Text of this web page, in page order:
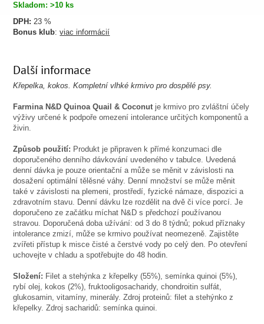
Skladom: >10 ks
DPH: 23 %
Bonus klub:viac informácií
Další informace
Křepelka, kokos. Kompletní vlhké krmivo pro dospělé psy.
Farmina N&D Quinoa Quail & Coconut je krmivo pro zvláštní účely
výživy určené k podpoře omezení intolerance určitých komponentů a
živin.
Způsob použití: Produkt je připraven k přímé konzumaci dle
doporučeného denního dávkování uvedeného v tabulce. Uvedená
denní dávka je pouze orientační a může se měnit v závislosti na
dosažení optimální tělěsné váhy. Denní množství se může měnit
také v závislosti na plemeni, prostředí, fyzické námaze, dispozici a
zdravotním stavu. Denní dávku lze rozdělit na dvě či více porcí. Je
doporučeno ze začátku míchat N&D s předchozí používanou
stravou. Doporučená doba užívání: od 3 do 8 týdnů; pokud příznaky
intolerance zmizí, může se krmivo používat neomezeně. Zajistěte
zvířeti přístup k misce čisté a čerstvé vody po celý den. Po otevření
uchovejte v chladu a spotřebujte do 48 hodin.
Složení: Filet a stehýnka z křepelky (55%), semínka quinoi (5%),
rybí olej, kokos (2%), fruktooligosacharidy, chondroitin sulfát,
glukosamin, vitamíny, minerály. Zdroj proteinů: filet a stehýnko z
křepelky. Zdroj sacharidů: semínka quinoi.